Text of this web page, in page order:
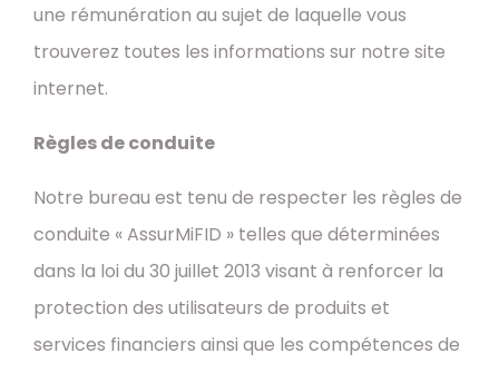
une rémunération au sujet de laquelle vous
trouverez toutes les informations sur notre site
internet.
Règles de conduite
Notre bureau est tenu de respecter les règles de
conduite « AssurMiFID » telles que déterminées
dans la loi du 30 juillet 2013 visant à renforcer la
protection des utilisateurs de produits et
services financiers ainsi que les compétences de